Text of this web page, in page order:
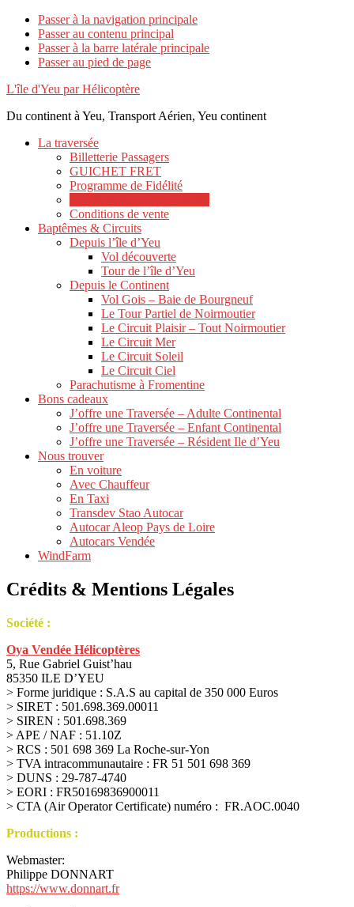
Passer à la navigation principale
Passer au contenu principal
Passer à la barre latérale principale
Passer au pied de page
L'île d'Yeu par Hélicoptère
Du continent à Yeu, Transport Aérien, Yeu continent
La traversée
Billetterie Passagers
GUICHET FRET
Programme de Fidélité
Conditions de vente
Baptêmes & Circuits
Depuis l’île d’Yeu
Vol découverte
Tour de l’île d’Yeu
Depuis le Continent
Vol Gois – Baie de Bourgneuf
Le Tour Partiel de Noirmoutier
Le Circuit Plaisir – Tout Noirmoutier
Le Circuit Mer
Le Circuit Soleil
Le Circuit Ciel
Parachutisme à Fromentine
Bons cadeaux
J’offre une Traversée – Adulte Continental
J’offre une Traversée – Enfant Continental
J’offre une Traversée – Résident Ile d’Yeu
Nous trouver
En voiture
Avec Chauffeur
En Taxi
Transdev Stao Autocar
Autocar Aleop Pays de Loire
Autocars Vendée
WindFarm
Crédits & Mentions Légales
Société :
Oya Vendée Hélicoptères
5, Rue Gabriel Guist’hau
85350 ILE D’YEU
> Forme juridique : S.A.S au capital de 350 000 Euros
> SIRET : 501.698.369.00011
> SIREN : 501.698.369
> APE / NAF : 51.10Z
> RCS : 501 698 369 La Roche-sur-Yon
> TVA intracommunautaire : FR 51 501 698 369
> DUNS : 29-787-4740
> EORI : FR50169836900011
> CTA (Air Operator Certificate) numéro : FR.AOC.0040
Productions :
Webmaster:
Philippe DONNART
https://www.donnart.fr